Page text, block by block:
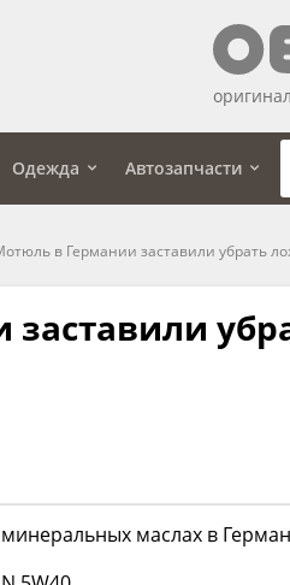
Одежда Автозапчасти
в Германии заставили убрать
маслах в